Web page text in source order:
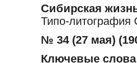
Сибирская
Типо-литография
№ 34 (27 мая)
Ключевые слова